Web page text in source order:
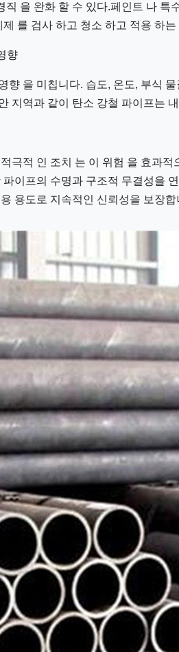
을 완화 할 수 있다.페인트 나
를 검사 하고 청소 하고 적용 하
향
향 을 미칩니다. 습도, 온도, 부식
지역과 같이 탄소 강철 파이프는
극적 인 조치 는 이 위험 을 효과
이프의 수명과 구조적 무결성을
용도로 지속적인 신뢰성을 보장합